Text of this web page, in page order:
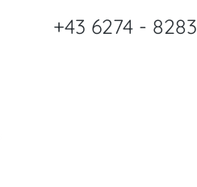
+43 6274 - 8283